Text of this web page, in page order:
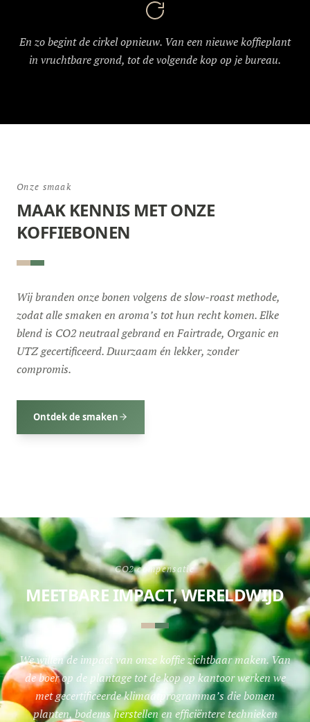
En zo begint de cirkel opnieuw. Van een nieuwe koffieplant
in vruchtbare grond, tot de volgende kop op je bureau.
Onze smaak
MAAK KENNIS MET ONZE
KOFFIEBONEN
Wij branden onze bonen volgens de slow-roast methode,
zodat alle smaken en aroma’s tot hun recht komen. Elke
blend is CO2 neutraal gebrand en Fairtrade, Organic en
UTZ gecertificeerd. Duurzaam én lekker, zonder
compromis.
Ontdek de smaken
CO2 compensatie
MEETBARE IMPACT, WERELDWIJD
We willen de impact van onze koffie zichtbaar maken. Van
de boer op de plantage tot de kop op kantoor werken we
met gecertificeerde klimaatprogramma’s die bomen
planten, bodems herstellen en efficiëntere technieken